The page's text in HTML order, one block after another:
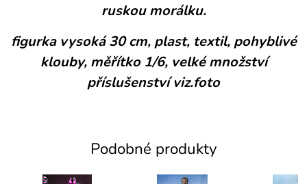
ruskou morálku.
figurka vysoká 30 cm, plast, textil, pohyblivé
klouby, měřítko 1/6, velké množství
příslušenství viz.foto
Podobné produkty